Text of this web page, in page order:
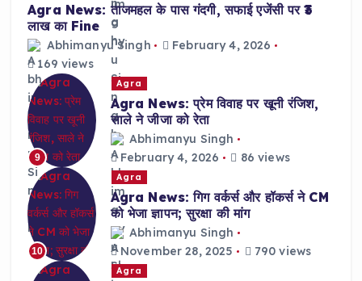
Agra News: ताजमहल के पास गंदगी, सफाई एजेंसी पर ₹3
लाख का Fine
Abhimanyu Singh
February 4, 2026
169 views
9
Agra
Agra News: प्रेम विवाह पर खूनी रंजिश,
साले ने जीजा को रेता
Abhimanyu Singh
February 4, 2026
86 views
10
Agra
Agra News: गिग वर्कर्स और हॉकर्स ने CM
को भेजा ज्ञापन; सुरक्षा की मांग
Abhimanyu Singh
November 28, 2025
790 views
Agra